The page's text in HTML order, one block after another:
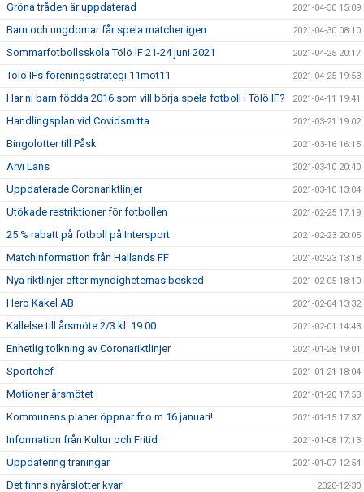
Gröna tråden är uppdaterad 2021-04-30 15:09
Barn och ungdomar får spela matcher igen 2021-04-30 08:10
Sommarfotbollsskola Tölö IF 21-24 juni 2021 2021-04-25 20:17
Tölö IFs föreningsstrategi 11mot11 2021-04-25 19:53
Har ni barn födda 2016 som vill börja spela fotboll i Tölö IF? 2021-04-11 19:41
Handlingsplan vid Covidsmitta 2021-03-21 19:02
Bingolotter till Påsk 2021-03-16 16:15
Arvi Läns 2021-03-10 20:40
Uppdaterade Coronariktlinjer 2021-03-10 13:04
Utökade restriktioner för fotbollen 2021-02-25 17:19
25 % rabatt på fotboll på Intersport 2021-02-23 20:05
Matchinformation från Hallands FF 2021-02-23 13:18
Nya riktlinjer efter myndigheternas besked 2021-02-05 18:10
Hero Kakel AB 2021-02-04 13:32
Kallelse till årsmöte 2/3 kl. 19.00 2021-02-01 14:43
Enhetlig tolkning av Coronariktlinjer 2021-01-28 19:01
Sportchef 2021-01-21 18:04
Motioner årsmötet 2021-01-20 17:53
Kommunens planer öppnar fr.o.m 16 januari! 2021-01-15 17:37
Information från Kultur och Fritid 2021-01-08 17:13
Uppdatering träningar 2021-01-07 12:54
Det finns nyårslotter kvar! 2020-12-30